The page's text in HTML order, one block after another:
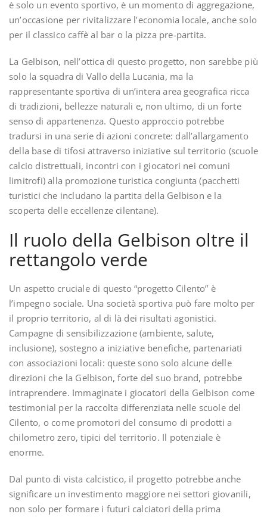
è solo un evento sportivo, è un momento di aggregazione,
un’occasione per rivitalizzare l’economia locale, anche solo
per il classico caffè al bar o la pizza pre-partita.
La Gelbison, nell’ottica di questo progetto, non sarebbe più
solo la squadra di Vallo della Lucania, ma la
rappresentante sportiva di un’intera area geografica ricca
di tradizioni, bellezze naturali e, non ultimo, di un forte
senso di appartenenza. Questo approccio potrebbe
tradursi in una serie di azioni concrete: dall’allargamento
della base di tifosi attraverso iniziative sul territorio (scuole
calcio distrettuali, incontri con i giocatori nei comuni
limitrofi) alla promozione turistica congiunta (pacchetti
turistici che includano la partita della Gelbison e la
scoperta delle eccellenze cilentane).
Il ruolo della Gelbison oltre il
rettangolo verde
Un aspetto cruciale di questo “progetto Cilento” è
l’impegno sociale. Una società sportiva può fare molto per
il proprio territorio, al di là dei risultati agonistici.
Campagne di sensibilizzazione (ambiente, salute,
inclusione), sostegno a iniziative benefiche, partenariati
con associazioni locali: queste sono solo alcune delle
direzioni che la Gelbison, forte del suo brand, potrebbe
intraprendere. Immaginate i giocatori della Gelbison come
testimonial per la raccolta differenziata nelle scuole del
Cilento, o come promotori del consumo di prodotti a
chilometro zero, tipici del territorio. Il potenziale è
enorme.
Dal punto di vista calcistico, il progetto potrebbe anche
significare un investimento maggiore nei settori giovanili,
non solo per formare i futuri calciatori della prima